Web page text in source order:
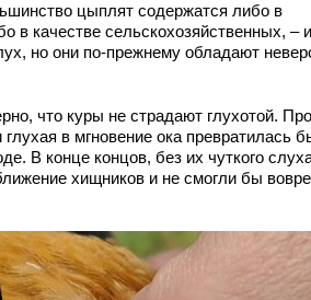
цыплят содержатся либо в
в качестве сельскохозяйственных, –
но они по-прежнему обладают
что куры не страдают глухотой.
в мгновение ока превратилась
В конце концов, без их чуткого
хищников и не смогли бы